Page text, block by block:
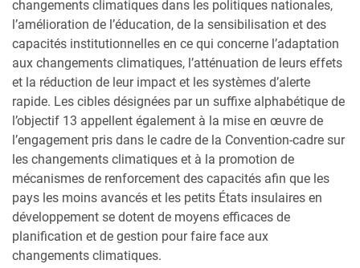
changements climatiques dans les politiques nationales,
l’amélioration de l’éducation, de la sensibilisation et des
capacités institutionnelles en ce qui concerne l’adaptation
aux changements climatiques, l’atténuation de leurs effets
et la réduction de leur impact et les systèmes d’alerte
rapide. Les cibles désignées par un suffixe alphabétique de
l’objectif 13 appellent également à la mise en œuvre de
l’engagement pris dans le cadre de la Convention-cadre sur
les changements climatiques et à la promotion de
mécanismes de renforcement des capacités afin que les
pays les moins avancés et les petits États insulaires en
développement se dotent de moyens efficaces de
planification et de gestion pour faire face aux
changements climatiques.